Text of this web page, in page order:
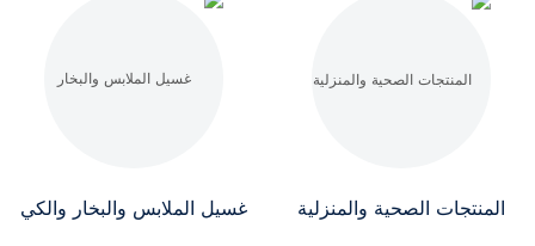
المنتجات الصحية والمنزلية غسيل الملابس والبخار والكي